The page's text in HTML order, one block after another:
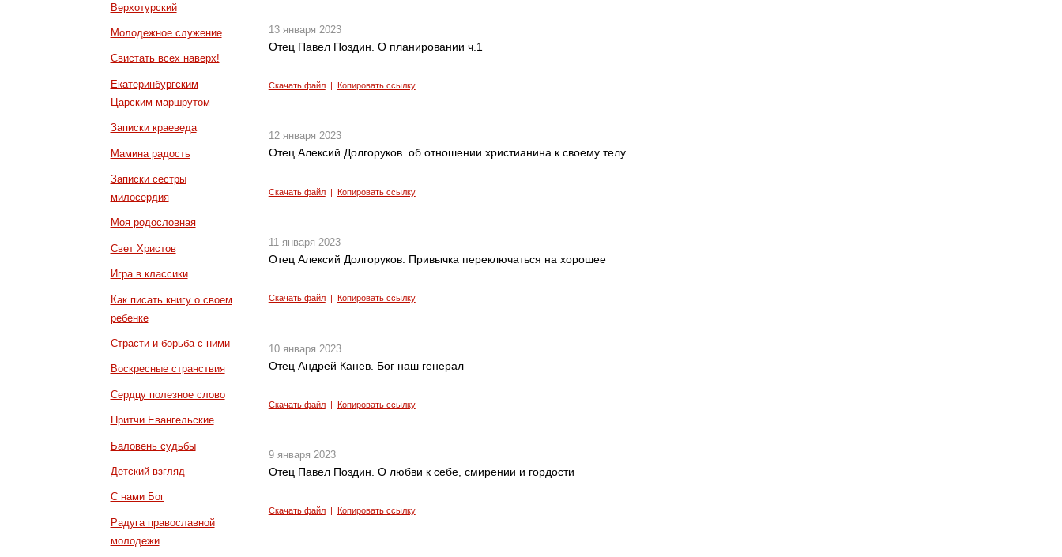
Верхотурский
Молодежное служение
Свистать всех наверх!
Екатеринбургским
Царским маршрутом
Записки краеведа
Мамина радость
Записки сестры
милосердия
Моя родословная
Свет Христов
Игра в классики
Как писать книгу о своем
ребенке
Страсти и борьба с ними
Воскресные странствия
Сердцу полезное слово
Притчи Евангельские
Баловень судьбы
Детский взгляд
С нами Бог
Радуга православной
молодежи
13 января 2023
Отец Павел Поздин. О планировании ч.1
Скачать файл| Копировать ссылку
12 января 2023
Отец Алексий Долгоруков. об отношении христианина к своему телу
Скачать файл| Копировать ссылку
11 января 2023
Отец Алексий Долгоруков. Привычка переключаться на хорошее
Скачать файл| Копировать ссылку
10 января 2023
Отец Андрей Канев. Бог наш генерал
Скачать файл| Копировать ссылку
9 января 2023
Отец Павел Поздин. О любви к себе, смирении и гордости
Скачать файл| Копировать ссылку